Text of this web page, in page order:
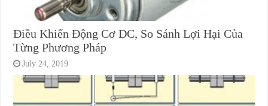
Điều Khiển Động Cơ DC, So Sánh Lợi Hại Của
Từng Phương Pháp
July 24, 2019